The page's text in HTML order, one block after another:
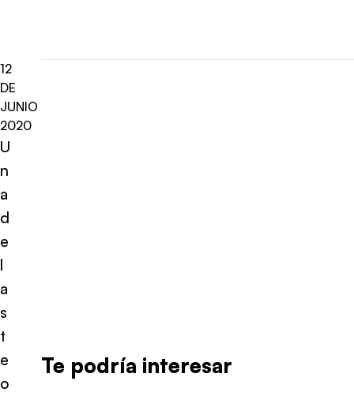
12
DE
JUNIO
2020
U
n
a
d
e
l
a
s
t
e
o
Te podría interesar